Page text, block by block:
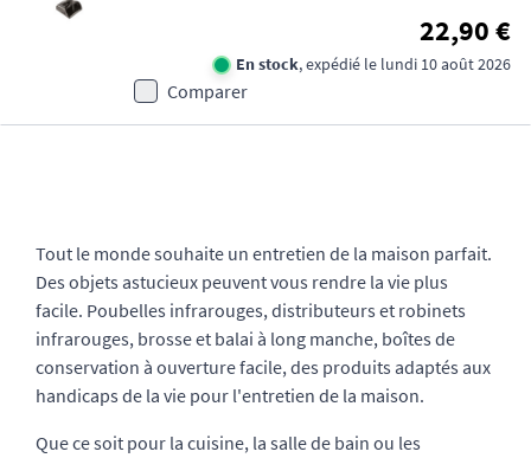
22,90 €
En stock, expédié le lundi 10 août 2026
Comparer
Tout le monde souhaite un entretien de la maison parfait.
Des objets astucieux peuvent vous rendre la vie plus
facile. Poubelles infrarouges, distributeurs et robinets
infrarouges, brosse et balai à long manche, boîtes de
conservation à ouverture facile, des produits adaptés aux
handicaps de la vie pour l'entretien de la maison.
Que ce soit pour la cuisine, la salle de bain ou les